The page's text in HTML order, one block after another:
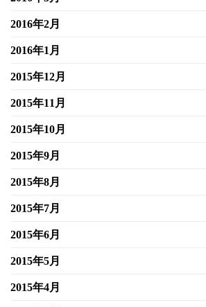
2016年2月
2016年1月
2015年12月
2015年11月
2015年10月
2015年9月
2015年8月
2015年7月
2015年6月
2015年5月
2015年4月